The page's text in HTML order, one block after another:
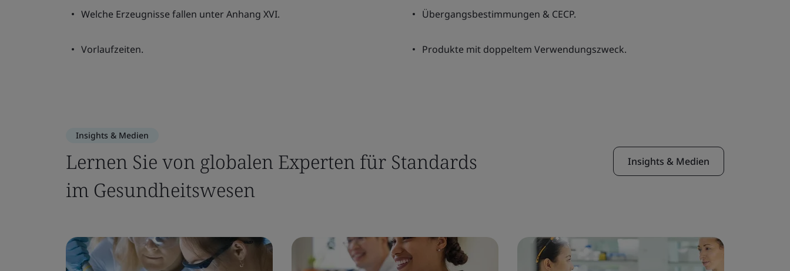
Welche Erzeugnisse fallen unter Anhang XVI. Übergangsbestimmungen & CECP.
Vorlaufzeiten. Produkte mit doppeltem Verwendungszweck.
Insights & Medien
Lernen Sie von globalen Experten für Standards
im Gesundheitswesen
Insights & Medien